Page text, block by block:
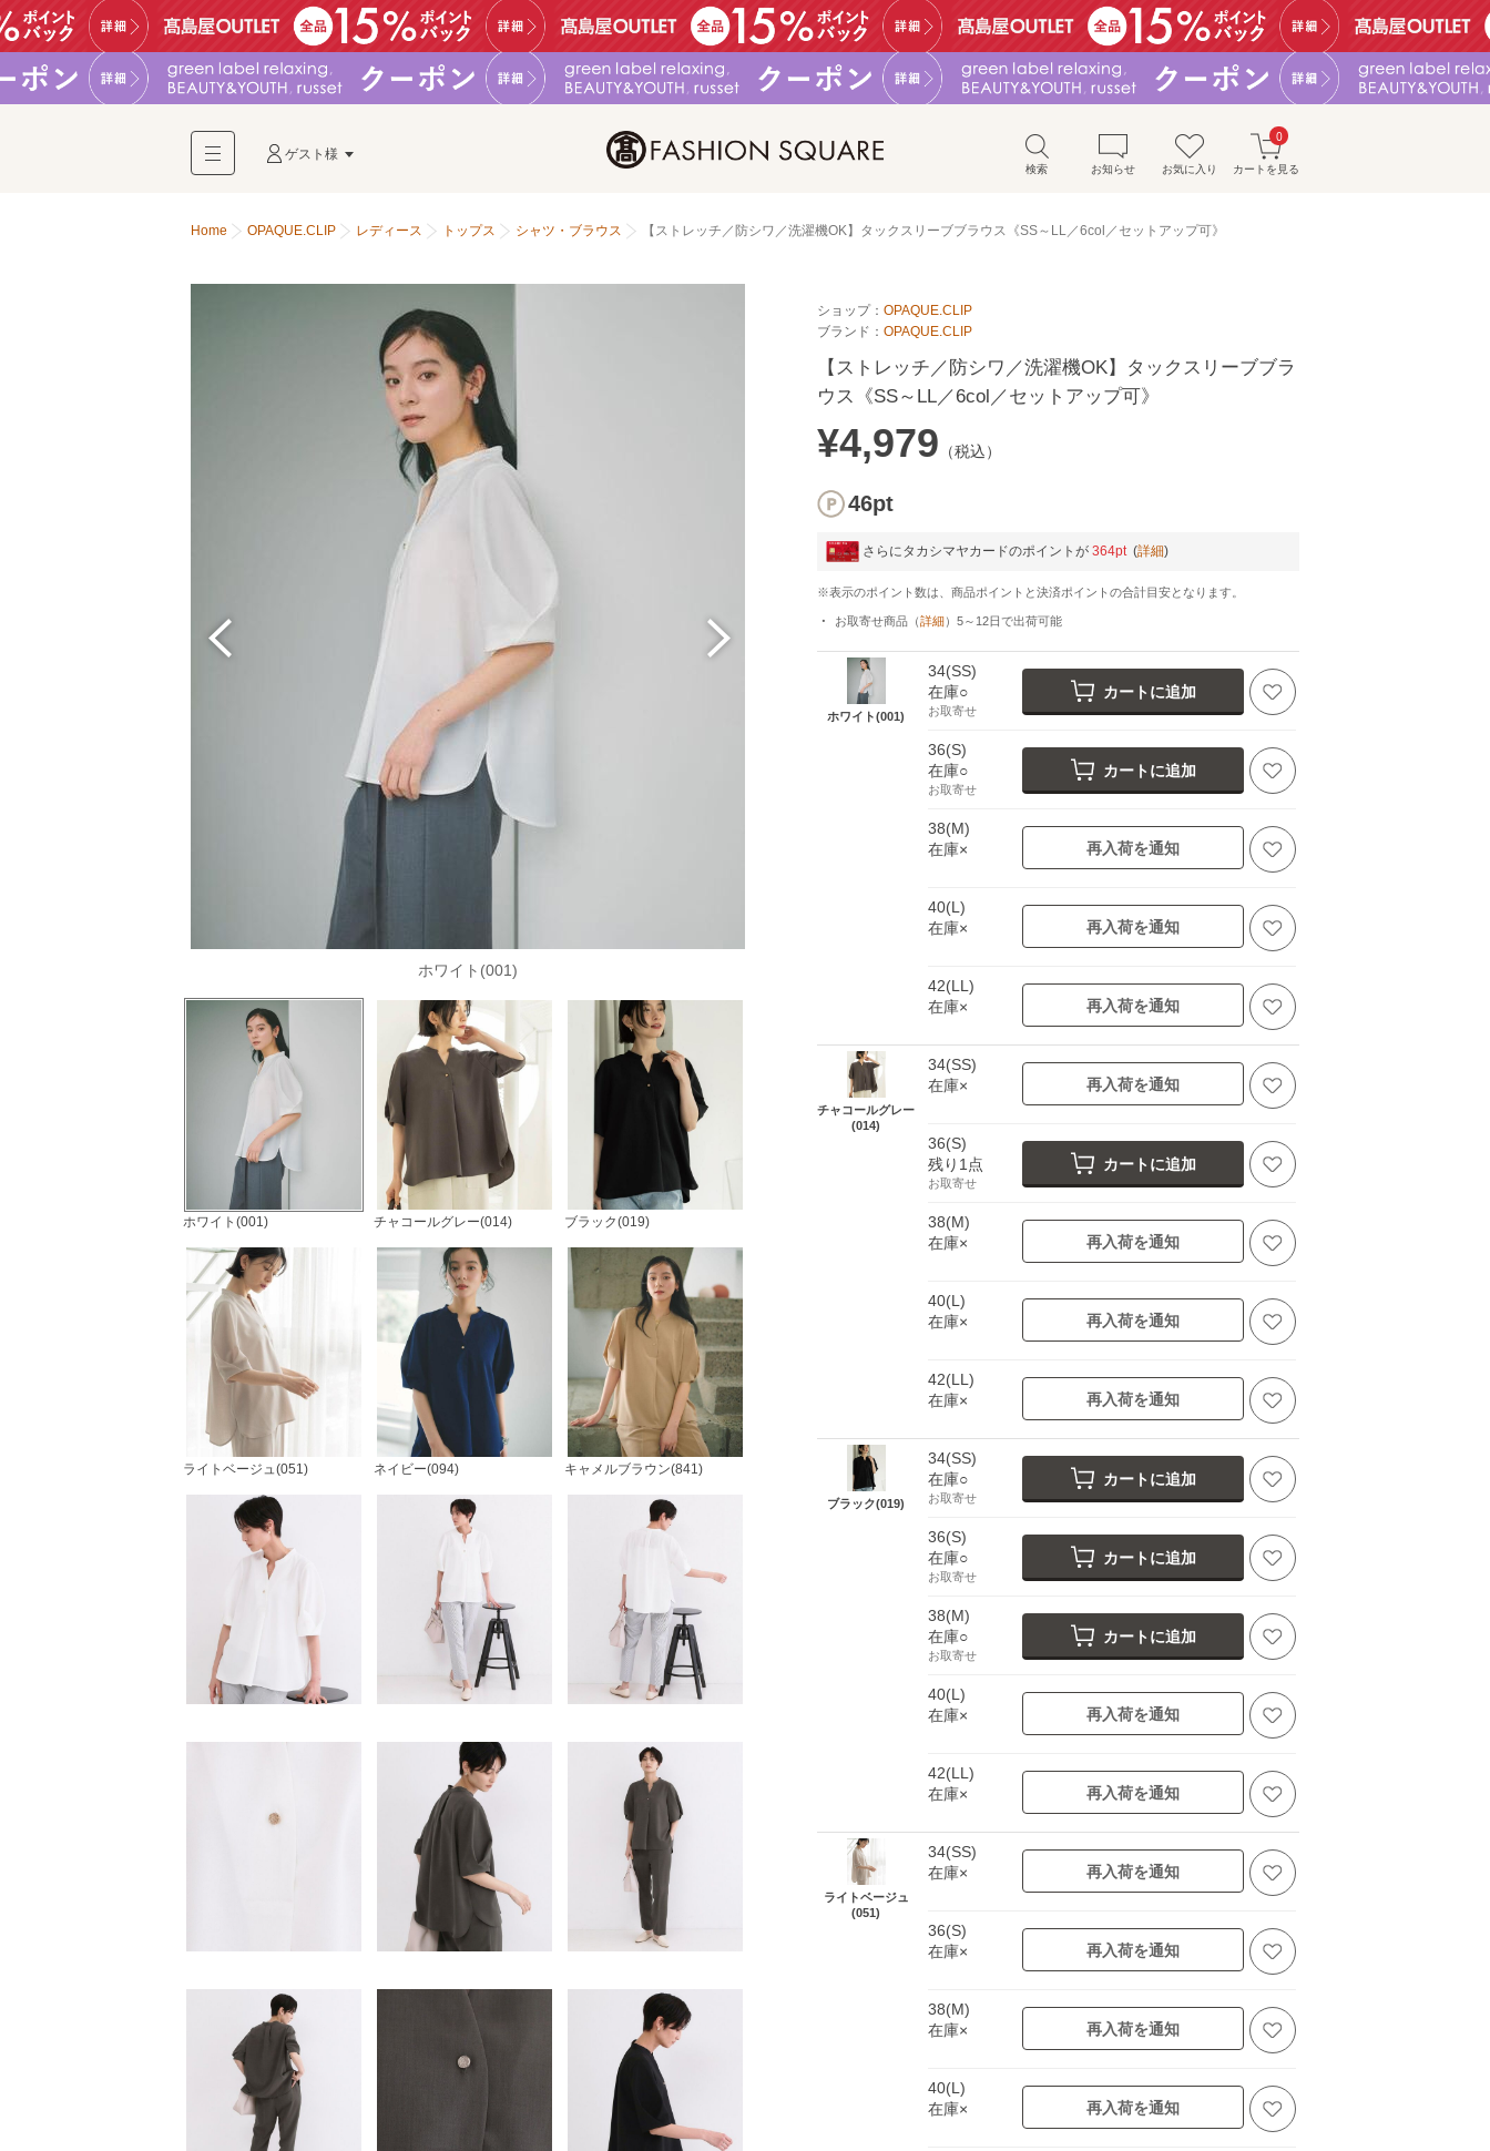
ゲスト様
検索 お知らせ お気に入り カートを見る
0
Home OPAQUE.CLIP レディース トップス シャツ・ブラウス 【ストレッチ／防シワ／洗濯機OK】タックスリーブブラウス《SS～LL／6col／セットアップ可》
ホワイト(001)
ホワイト(001) チャコールグレー(014) ブラック(019)
ライトベージュ(051) ネイビー(094) キャメルブラウン(841)
ショップ： OPAQUE.CLIP
ブランド： OPAQUE.CLIP
【ストレッチ／防シワ／洗濯機OK】タックスリーブブラ
ウス《SS～LL／6col／セットアップ可》
¥4,979 （税込）
46pt
さらにタカシマヤカードのポイントが 364pt (詳細)
※表示のポイント数は、商品ポイントと決済ポイントの合計目安となります。
お取寄せ商品 （詳細） 5～12日で出荷可能
ホワイト(001)
34(SS)
在庫○
お取寄せ
カートに追加
36(S)
在庫○
お取寄せ
カートに追加
38(M)
在庫×
再入荷を通知
40(L)
在庫×
再入荷を通知
42(LL)
在庫×
再入荷を通知
チャコールグレー
(014)
34(SS)
在庫×
再入荷を通知
36(S)
残り1点
お取寄せ
カートに追加
38(M)
在庫×
再入荷を通知
40(L)
在庫×
再入荷を通知
42(LL)
在庫×
再入荷を通知
ブラック(019)
34(SS)
在庫○
お取寄せ
カートに追加
36(S)
在庫○
お取寄せ
カートに追加
38(M)
在庫○
お取寄せ
カートに追加
40(L)
在庫×
再入荷を通知
42(LL)
在庫×
再入荷を通知
ライトベージュ
(051)
34(SS)
在庫×
再入荷を通知
36(S)
在庫×
再入荷を通知
38(M)
在庫×
再入荷を通知
40(L)
在庫×
再入荷を通知